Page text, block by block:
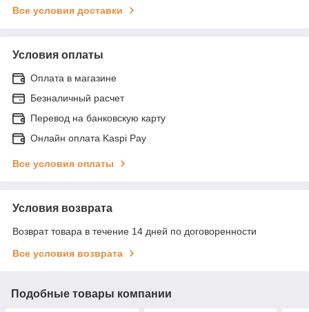
Все условия доставки
Условия оплаты
Оплата в магазине
Безналичный расчет
Перевод на банковскую карту
Онлайн оплата Kaspi Pay
Все условия оплаты
Условия возврата
Возврат товара в течение 14 дней по договоренности
Все условия возврата
Подобные товары компании